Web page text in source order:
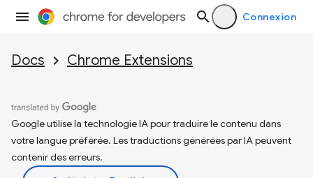
Connexion
Docs Chrome Extensions
Google utilise la technologie IA pour traduire le contenu dans
votre langue préférée. Les traductions générées par IA peuvent
contenir des erreurs.